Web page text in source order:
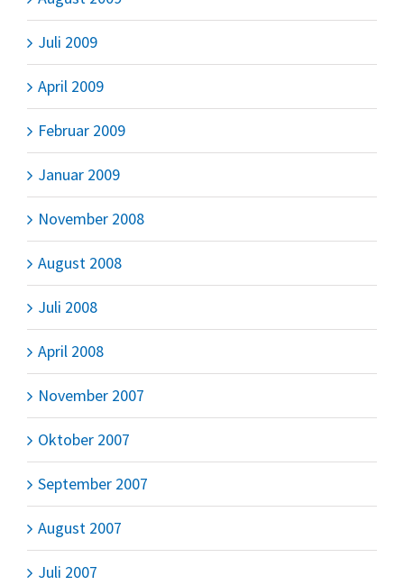
Juli 2009
April 2009
Februar 2009
Januar 2009
November 2008
August 2008
Juli 2008
April 2008
November 2007
Oktober 2007
September 2007
August 2007
Juli 2007